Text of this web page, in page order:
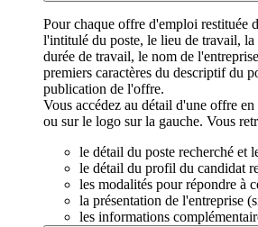
Pour chaque offre d'emploi restituée
l'intitulé du poste, le lieu de travail, la
durée de travail, le nom de
premiers caractères du descriptif du
publication de l'offre.
Vous accédez au détail d'une offre
ou sur le logo sur la gauche. Vous
le détail du poste recherché et
le détail du profil du candidat
les modalités pour répondre à
la présentation de l'entreprise
les informations